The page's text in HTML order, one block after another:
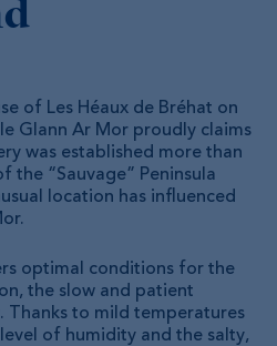
of Les Héaux de Bréhat on
Glann Ar Mor proudly claims
was established more than
the “Sauvage” Peninsula
location has influenced
optimal conditions for the
the slow and patient
Thanks to mild temperatures
of humidity and the salty,